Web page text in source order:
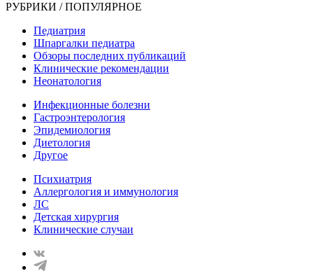
РУБРИКИ / ПОПУЛЯРНОЕ
Педиатрия
Шпаргалки педиатра
Обзоры последних публикаций
Клинические рекомендации
Неонатология
Инфекционные болезни
Гастроэнтерология
Эпидемиология
Диетология
Другое
Психиатрия
Аллергология и иммунология
ЛС
Детская хирургия
Клинические случаи